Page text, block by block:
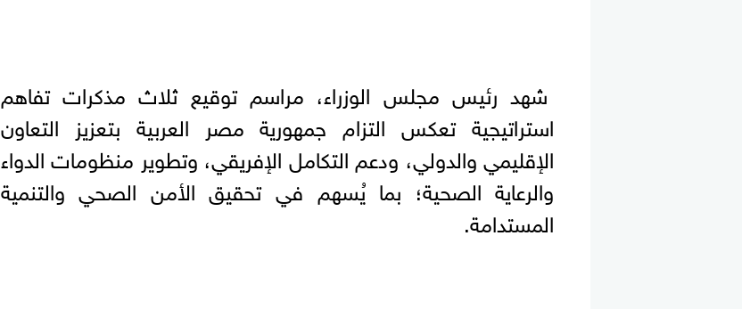
شهد رئيس مجلس الوزراء، مراسم توقيع ثلاث مذكرات تفاهم
استراتيجية تعكس التزام جمهورية مصر العربية بتعزيز التعاون
الإقليمي والدولي، ودعم التكامل الإفريقي، وتطوير منظومات الدواء
والرعاية الصحية؛ بما يُسهم في تحقيق الأمن الصحي والتنمية
المستدامة.